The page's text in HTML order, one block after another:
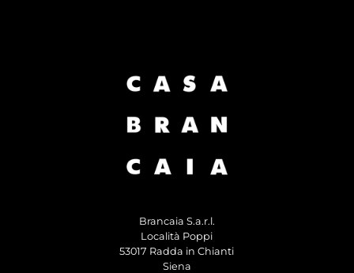
Brancaia S.a.r.l.
Località Poppi
53017 Radda in Chianti
Siena